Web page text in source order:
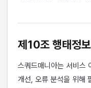
제10조 행태정
스쿼드매니아는 서비스
개선, 오류 분석을 위해